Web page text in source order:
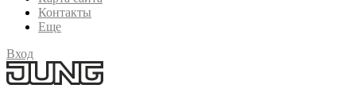
Контакты
Еще
Вход